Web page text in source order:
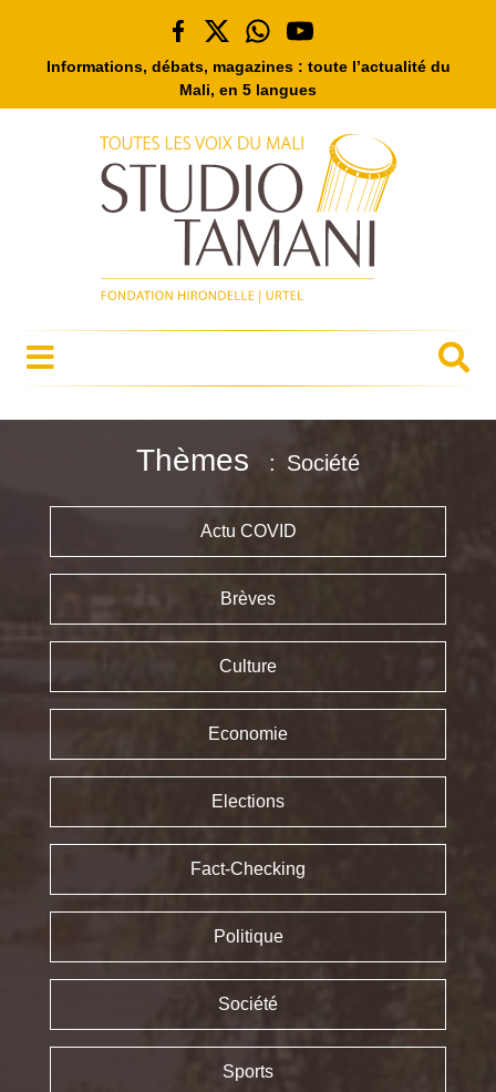
Informations, débats, magazines : toute l’actualité du
Mali, en 5 langues
Thèmes Société
Actu COVID
Brèves
Culture
Economie
Elections
Fact-Checking
Politique
Société
Sports